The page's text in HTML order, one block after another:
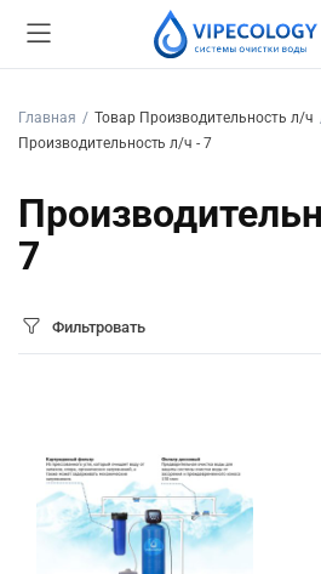
Главная
Товар Производительность л/ч
Производительность л/ч - 7
7
Фильтровать